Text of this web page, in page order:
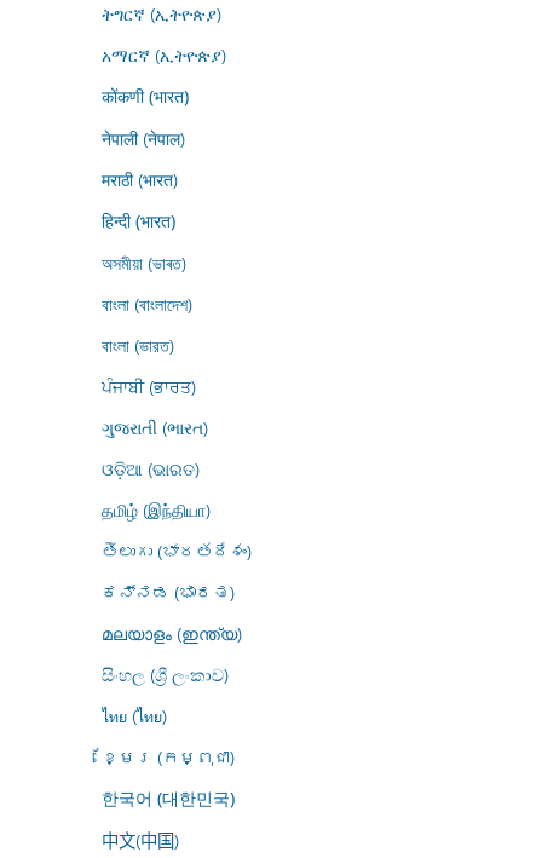
ትግርኛ (ኢትዮጵያ)
አማርኛ (ኢትዮጵያ)
कोंकणी (भारत)
नेपाली (नेपाल)
मराठी (भारत)
हिन्दी (भारत)
অসমীয়া (ভাৰত)
বাংলা (বাংলাদেশ)
বাংলা (ভারত)
ਪੰਜਾਬੀ (ਭਾਰਤ)
ગુજરાતી (ભારત)
ଓଡ଼ିଆ (ଭାରତ)
தமிழ் (இந்தியா)
తెలుగు (భారతదేశం)
ಕನ್ನಡ (ಭಾರತ)
മലയാളം (ഇന്ത്യ)
සිංහල (ශ්‍රී ලංකාව)
ไทย (ไทย)
ខ្មែរ (កម្ពុជា)
한국어 (대한민국)
中文(中国)